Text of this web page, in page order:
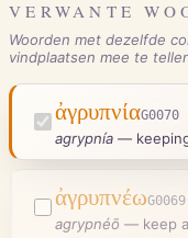
VERWANTE
Woorden met dezelfde
vindplaatsen mee te
ἀγρυπνίαG0070
agrypnía —
ἀγρυπνέωG0069
agrypnéō — keep